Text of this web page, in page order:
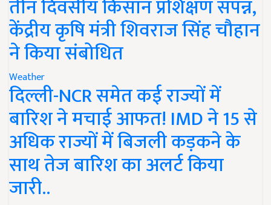
तीन दिवसीय किसान प्रशिक्षण संपन्न,
केंद्रीय कृषि मंत्री शिवराज सिंह चौहान
ने किया संबोधित
Weather
दिल्ली-NCR समेत कई राज्यों में
बारिश ने मचाई आफत! IMD ने 15 से
अधिक राज्यों में बिजली कड़कने के
साथ तेज बारिश का अलर्ट किया
जारी..